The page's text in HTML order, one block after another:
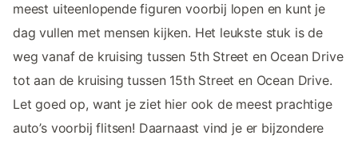
meest uiteenlopende figuren voorbij lopen en kunt je
dag vullen met mensen kijken. Het leukste stuk is de
weg vanaf de kruising tussen 5th Street en Ocean Drive
tot aan de kruising tussen 15th Street en Ocean Drive.
Let goed op, want je ziet hier ook de meest prachtige
auto’s voorbij flitsen! Daarnaast vind je er bijzondere